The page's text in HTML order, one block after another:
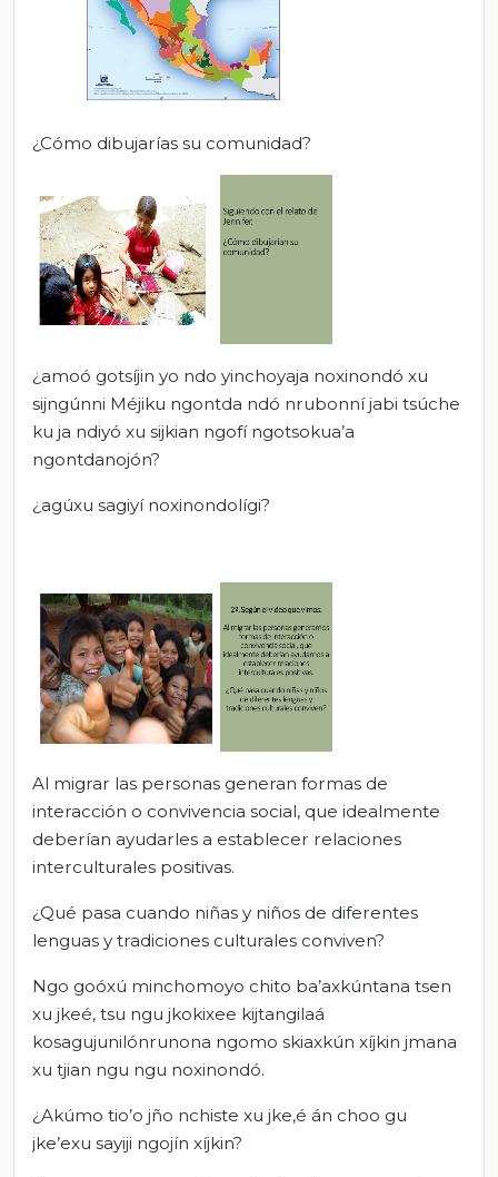
¿Cómo dibujarías su comunidad?
¿amoó gotsíjin yo ndo yinchoyaja noxinondó xu
sijngúnni Méjiku ngontda ndó nrubonní jabi tsúche
ku ja ndiyó xu sijkian ngofí ngotsokua’a
ngontdanojón?
¿agúxu sagiyí noxinondolígi?
Al migrar las personas generan formas de
interacción o convivencia social, que idealmente
deberían ayudarles a establecer relaciones
interculturales positivas.
¿Qué pasa cuando niñas y niños de diferentes
lenguas y tradiciones culturales conviven?
Ngo goóxú minchomoyo chito ba’axkúntana tsen
xu jkeé, tsu ngu jkokixee kijtangilaá
kosagujunilónrunona ngomo skiaxkún xíjkin jmana
xu tjian ngu ngu noxinondó.
¿Akúmo tio’o jño nchiste xu jke,é án choo gu
jke’exu sayiji ngojín xíjkin?